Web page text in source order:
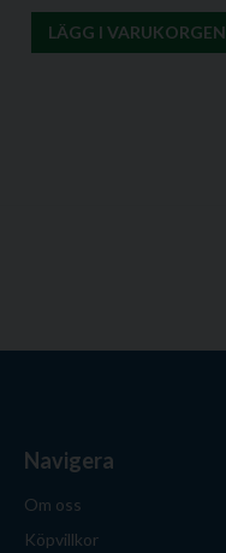
LÄGG I VARUKORGEN
Navigera
Om oss
Köpvillkor